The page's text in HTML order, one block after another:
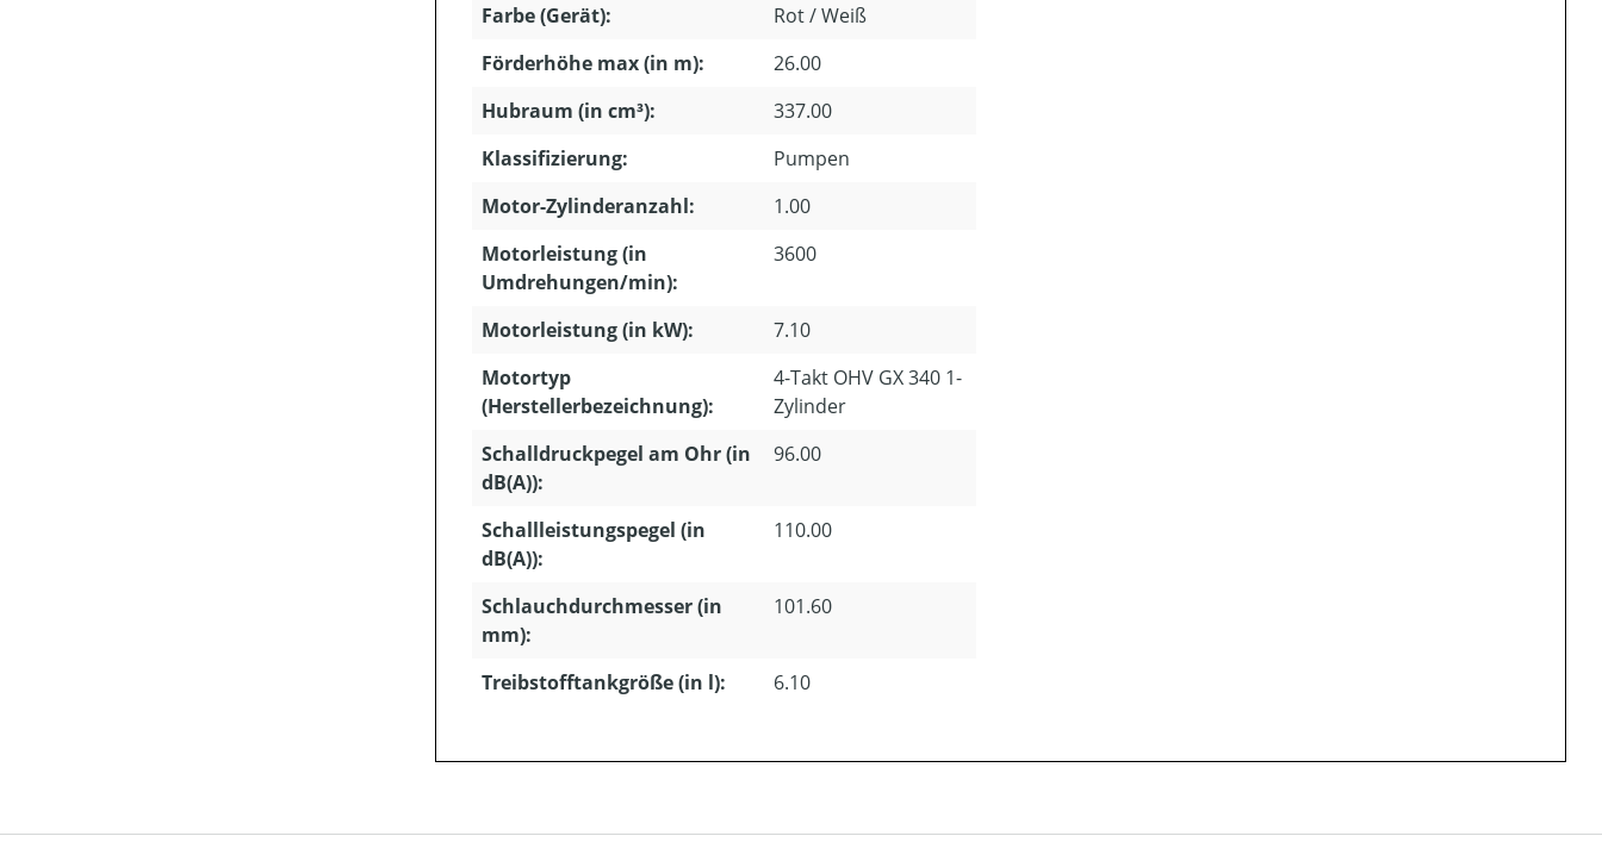
Farbe (Gerät):
Rot / Weiß
Förderhöhe max (in m):
26.00
Hubraum (in cm³):
337.00
Klassifizierung:
Pumpen
Motor-Zylinderanzahl:
1.00
Motorleistung (in
Umdrehungen/min):
3600
Motorleistung (in kW):
7.10
Motortyp
(Herstellerbezeichnung):
4-Takt OHV GX 340 1-
Zylinder
Schalldruckpegel am Ohr (in
dB(A)):
96.00
Schallleistungspegel (in
dB(A)):
110.00
Schlauchdurchmesser (in
mm):
101.60
Treibstofftankgröße (in l): 6.10